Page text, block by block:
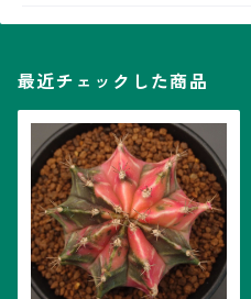
最近チェックした商品